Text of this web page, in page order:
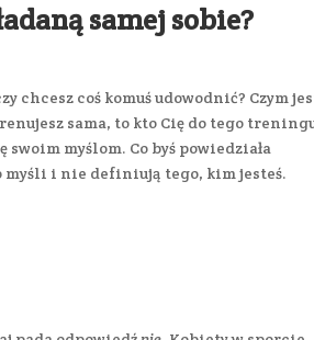
samej sobie?
chcesz coś komuś udowodnić? Czym
sama, to kto Cię do tego
myślom. Co byś powiedziała
myśli i nie definiują tego, kim jesteś.